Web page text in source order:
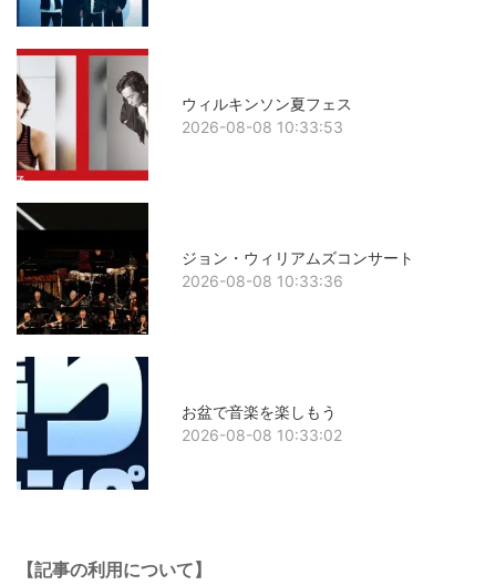
ウィルキンソン夏フェス
2026-08-08 10:33:53
ジョン・ウィリアムズコンサート
2026-08-08 10:33:36
お盆で音楽を楽しもう
2026-08-08 10:33:02
【記事の利用について】